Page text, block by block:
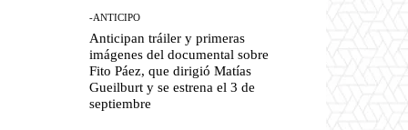
-ANTICIPO
Anticipan tráiler y primeras
imágenes del documental sobre
Fito Páez, que dirigió Matías
Gueilburt y se estrena el 3 de
septiembre